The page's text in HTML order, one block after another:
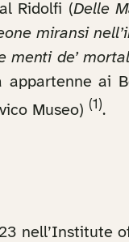
Ridolfi (Delle
miransi
menti de’
ai
Museo) (1).
nell’Institute